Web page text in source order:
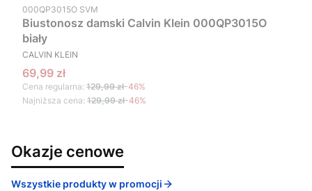
Kod produktu
000QP3015O SVM
Biustonosz damski Calvin Klein 000QP3015O
biały
PRODUCENT
CALVIN KLEIN
Cena promocyjna
69,99 zł
Cena regularna: 129,99 zł-46%
Najniższa cena: 129,99 zł-46%
Okazje cenowe
Wszystkie produkty w promocji